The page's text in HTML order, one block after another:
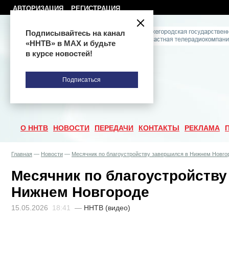
АВТОРИЗАЦИЯ РЕГИСТРАЦИЯ
О ННТВ НОВОСТИ ПЕРЕДАЧИ КОНТАКТЫ РЕКЛАМА
Главная — Новости — Месячник по благоустройству завершился в Нижнем
Месячник по
Нижнем Новгороде
15.05.2026 18:41 — ННТВ (видео)
Подписывайтесь на канал
«ННТВ» в МАХ и будьте
в курсе новостей!
Подписаться